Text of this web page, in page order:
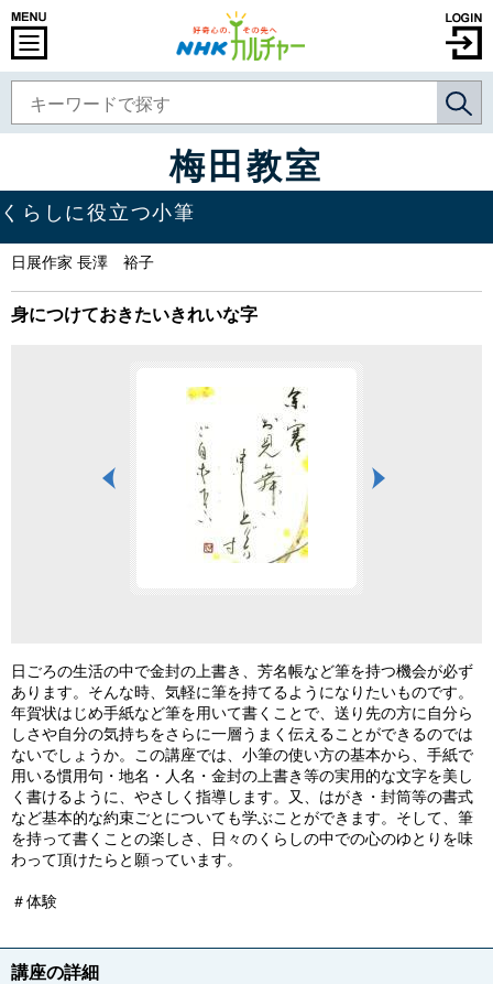
梅田教室
くらしに役立つ小筆
日展作家 長澤 裕子
身につけておきたいきれいな字
日ごろの生活の中で金封の上書き、芳名帳など筆を持つ機会が必ず
あります。そんな時、気軽に筆を持てるようになりたいものです。
年賀状はじめ手紙など筆を用いて書くことで、送り先の方に自分ら
しさや自分の気持ちをさらに一層うまく伝えることができるのでは
ないでしょうか。この講座では、小筆の使い方の基本から、手紙で
用いる慣用句・地名・人名・金封の上書き等の実用的な文字を美し
く書けるように、やさしく指導します。又、はがき・封筒等の書式
など基本的な約束ごとについても学ぶことができます。そして、筆
を持って書くことの楽しさ、日々のくらしの中での心のゆとりを味
わって頂けたらと願っています。
＃体験
講座の詳細